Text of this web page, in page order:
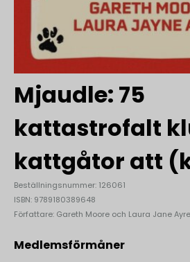
Mjaudle: 75
kattastrofalt
kattgåtor att
Beställningsnummer: 126061
ISBN: 9789180389648
Författare: Gareth Moore och Laura Jane
Medlemsförmåner